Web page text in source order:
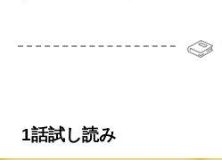
1話試し読み